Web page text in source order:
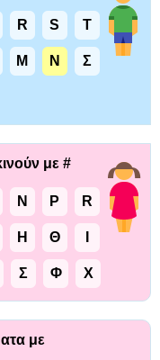
R S T
Μ Ν Σ
με #
N P R
Η Θ
Σ Φ Χ
με